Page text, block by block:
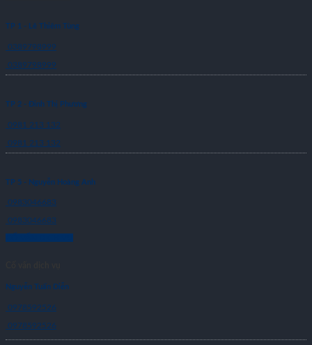
TP 1 - Lê Thiêm Tùng
0389798999
0389798999
TP 2 - Đinh Thị Phương
0981 213 132
0981 213 132
TP 5 - Nguyễn Hoàng Anh
0983046683
0983046683
Nguyễn Tuấn Diễn
0978592526
0978592526